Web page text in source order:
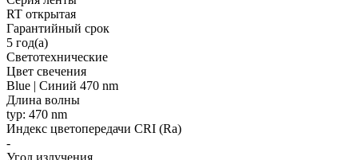
RT открытая
Гарантийный срок
5 год(а)
Светотехнические
Цвет свечения
Blue | Синий 470 nm
Длина волны
typ: 470 nm
Индекс цветопередачи CRI (Ra)
-